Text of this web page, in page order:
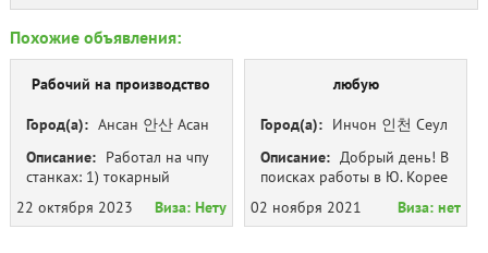
Похожие объявления:
Рабочий на производство
Город(а): Ансан 안산 Асан
Кимпо 김포 Кимхе 김해
Инчон 인천 Кванджу 광주
(Чолла) Наджу 나주 Пёнтек
평택 Пусан 부산 Седжон 세
Описание: Работал на чпу
станках: 1) токарный
станок ; 2)гидрообраз...
22 октября 2023 Виза: Нету
любую
Город(а): Инчон 인천 Сеул
주도
Описание: Добрый день! В
поисках работы в Ю. Корее
работала на о. Че...
02 ноября 2021 Виза:нет